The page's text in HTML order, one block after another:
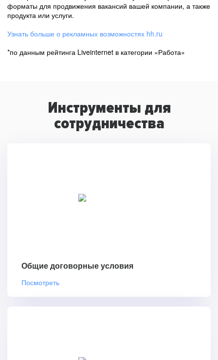
форматы для продвижения вакансий вашей компании, а также
продукта или услуги.
Узнать больше о рекламных возможностях hh.ru
*по данным рейтинга Liveinternet в категории «Работа»
Инструменты для
сотрудничества
Общие договорные условия
Посмотреть